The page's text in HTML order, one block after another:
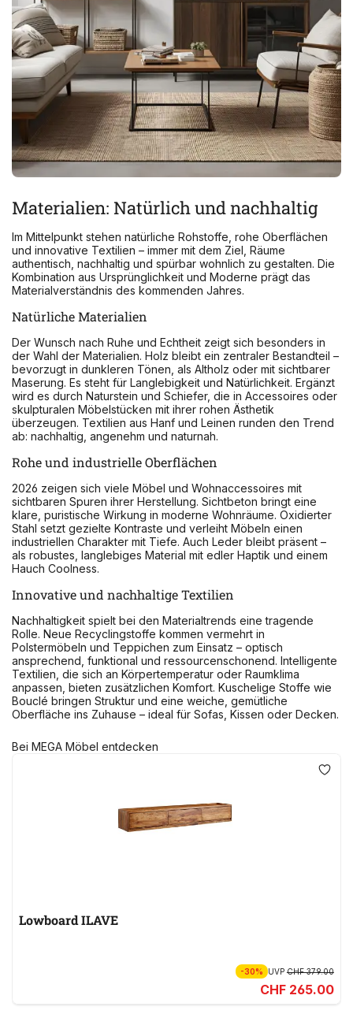
Materialien: Natürlich und nachhaltig
Im Mittelpunkt stehen natürliche Rohstoffe, rohe Oberflächen
und innovative Textilien – immer mit dem Ziel, Räume
authentisch, nachhaltig und spürbar wohnlich zu gestalten. Die
Kombination aus Ursprünglichkeit und Moderne prägt das
Materialverständnis des kommenden Jahres.
Natürliche Materialien
Der Wunsch nach Ruhe und Echtheit zeigt sich besonders in
der Wahl der Materialien. Holz bleibt ein zentraler Bestandteil –
bevorzugt in dunkleren Tönen, als Altholz oder mit sichtbarer
Maserung. Es steht für Langlebigkeit und Natürlichkeit. Ergänzt
wird es durch Naturstein und Schiefer, die in Accessoires oder
skulpturalen Möbelstücken mit ihrer rohen Ästhetik
überzeugen. Textilien aus Hanf und Leinen runden den Trend
ab: nachhaltig, angenehm und naturnah.
Rohe und industrielle Oberflächen
2026 zeigen sich viele Möbel und Wohnaccessoires mit
sichtbaren Spuren ihrer Herstellung. Sichtbeton bringt eine
klare, puristische Wirkung in moderne Wohnräume. Oxidierter
Stahl setzt gezielte Kontraste und verleiht Möbeln einen
industriellen Charakter mit Tiefe. Auch Leder bleibt präsent –
als robustes, langlebiges Material mit edler Haptik und einem
Hauch Coolness.
Innovative und nachhaltige Textilien
Nachhaltigkeit spielt bei den Materialtrends eine tragende
Rolle. Neue Recyclingstoffe kommen vermehrt in
Polstermöbeln und Teppichen zum Einsatz – optisch
ansprechend, funktional und ressourcenschonend. Intelligente
Textilien, die sich an Körpertemperatur oder Raumklima
anpassen, bieten zusätzlichen Komfort. Kuschelige Stoffe wie
Bouclé bringen Struktur und eine weiche, gemütliche
Oberfläche ins Zuhause – ideal für Sofas, Kissen oder Decken.
Bei MEGA Möbel entdecken
Lowboard ILAVE
-30% UVPCHF 379.00
CHF 265.00